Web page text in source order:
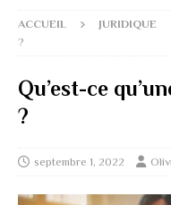
ACCUEIL JURIDIQUE
?
Qu’est-ce
?
septembre 1, 2022